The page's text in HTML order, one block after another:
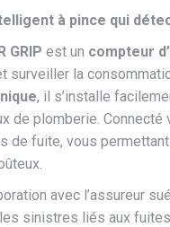
à pince qui
GRIP est un compteur
la
, il s’installe
de plomberie. Connecté
de fuite, vous
avec l’assureur
sinistres liés aux